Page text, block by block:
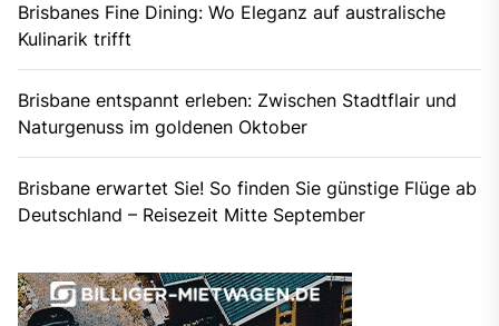
Brisbanes Fine Dining: Wo Eleganz auf australische
Kulinarik trifft
Brisbane entspannt erleben: Zwischen Stadtflair und
Naturgenuss im goldenen Oktober
Brisbane erwartet Sie! So finden Sie günstige Flüge ab
Deutschland – Reisezeit Mitte September